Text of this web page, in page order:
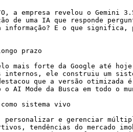
a empresa revelou o Gemini
uma IA que responde
informação? E o que
prazo
mais forte da Google até
internos, ele construiu um
que a versão otimizada
o AI Mode da Busca em todo
sistema vivo
e gerenciar
tendências do